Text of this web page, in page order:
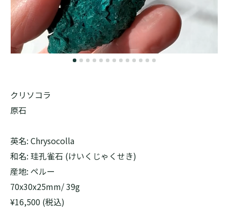
クリソコラ
原石
英名: Chrysocolla
和名: 珪孔雀石 (けいくじゃくせき)
産地: ペルー
70x30x25mm/ 39g
¥16,500 (税込)